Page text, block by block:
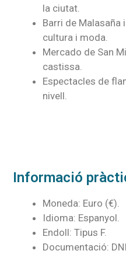
la ciutat.
Barri de Malasaña
cultura i moda.
Mercado de San
castissa.
Espectacles de
nivell.
Informació
Moneda: Euro (€).
Idioma: Espanyol.
Endoll: Tipus F.
Documentació: